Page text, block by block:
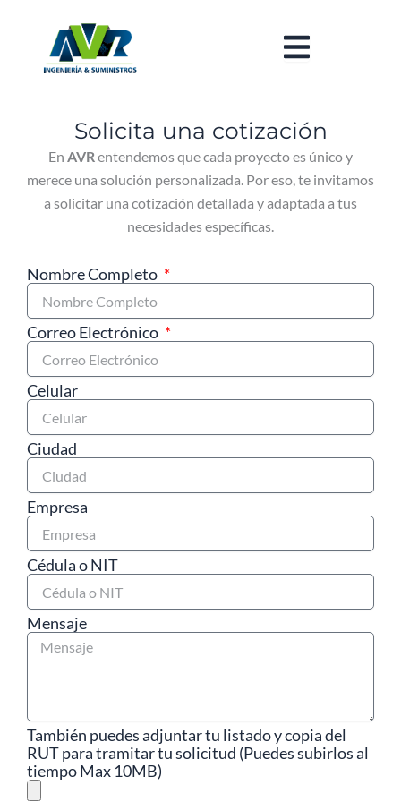
contenido
Solicita una cotización
En AVRentendemos que cada proyecto es único y
merece una solución personalizada. Por eso, te invitamos
a solicitar una cotización detallada y adaptada a tus
necesidades específicas.
Nombre Completo
Correo Electrónico
Celular
Ciudad
Empresa
Cédula o NIT
Mensaje
También puedes adjuntar tu listado y copia del
RUT para tramitar tu solicitud (Puedes subirlos al
tiempo Max 10MB)